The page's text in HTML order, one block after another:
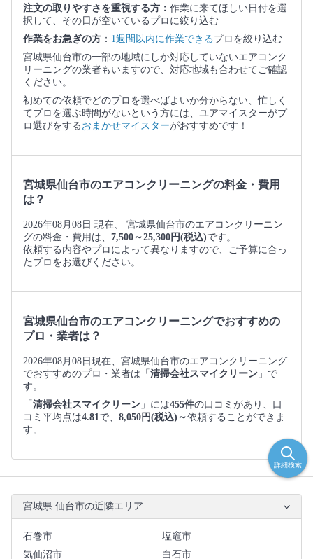
注文の取りやすさを重視する方： 作業に来てほしい日付を選
択して、その日が空いているプロに絞り込む
作業をお急ぎの方 ： 1週間以内に作業できるプロを絞り込む
宮城県仙台市の一部の地域にしか対応していないエアコンク
リーニングの業者もいますので、対応地域も合わせてご確認
ください。
初めての依頼でどのプロを選べばよいか分からない、忙しく
てプロを選ぶ時間がないという方には、ユアマイスターがプ
ロ選びをする おまかせマイスターがおすすめです！
宮城県仙台市のエアコンクリーニングの料金・費用
は？
2026年08月08日 現在、 宮城県仙台市のエアコンクリーニン
グの料金・費用は、 7,500～25,300円(税込)です。
依頼する内容やプロによって異なりますので、ご予算に合っ
たプロをお選びください。
宮城県仙台市のエアコンクリーニングでおすすめの
プロ・業者は？
2026年08月08日現在、宮城県仙台市のエアコンクリーニング
でおすすめのプロ・業者は「 清掃会社スマイクリーン 」で
す。
「 清掃会社スマイクリーン 」には455件の口コミがあり、口
コミ平均点は4.81で、 8,050円(税込)～依頼することができま
す。
宮城県 仙台市の近隣エリア
石巻市
塩竈市
気仙沼市
白石市
詳細検索